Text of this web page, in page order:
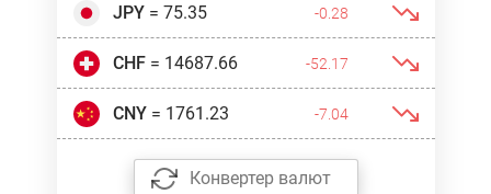
JPY= 75.35 -0.28
CHF= 14687.66 -52.17
CNY= 1761.23 -7.04
Конвертер валют